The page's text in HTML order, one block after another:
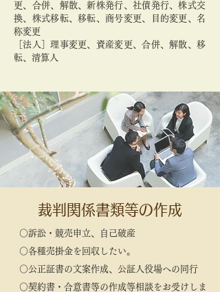
更、合併、解散、新株発行、社債発行、株式交
換、株式移転、移転、商号変更、目的変更、名
称変更
［法人］理事変更、資産変更、合併、解散、移
転、清算人
裁判関係書類等の作成
○訴訟・競売申立、自己破産
○各種売掛金を回収したい。
○公正証書の文案作成、公証人役場への同行
○契約書・合意書等の作成等相談をお受けしま